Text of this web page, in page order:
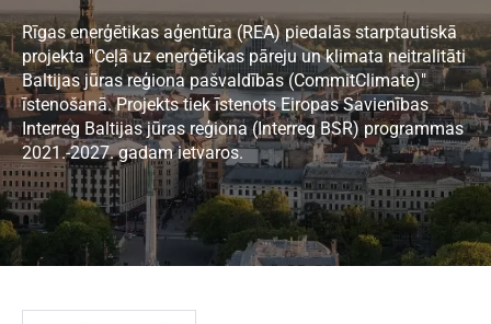
Pasākumi
Jaunumi
Aprites ekonomika
Iesaisties
Elpo Rīga!
Ēkas atjaunošanas ABC
Rīgas enerģētikas aģentūra (REA) piedalās starptautiskā
projekta "Ceļā uz enerģētikas pāreju un klimata neitralitāti
Baltijas jūras reģiona pašvaldībās (CommitClimate)"
īstenošanā. Projekts tiek īstenots Eiropas Savienības
Interreg Baltijas jūras reģiona (Interreg BSR) programmas
2021.-2027. gadam ietvaros.